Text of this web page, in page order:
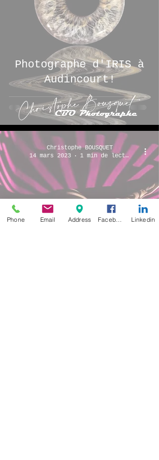
Photographe d'IRIS à
Audincourt!
Séance de Nu
Christophe BOUSQUET
14 mars 2023
1 min de lecture
Phone Email Address Linkedin